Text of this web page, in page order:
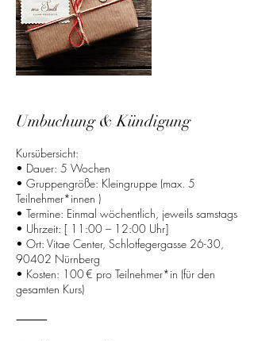
Umbuchung & Kündigung
Kursübersicht:
• Dauer: 5 Wochen
• Gruppengröße: Kleingruppe (max. 5
Teilnehmer*innen )
• Termine: Einmal wöchentlich, jeweils samstags
• Uhrzeit: [ 11:00 – 12:00 Uhr]
• Ort: Vitae Center, Schlotfegergasse 26-30,
90402 Nürnberg
• Kosten: 100 € pro Teilnehmer*in (für den
gesamten Kurs)
⸻